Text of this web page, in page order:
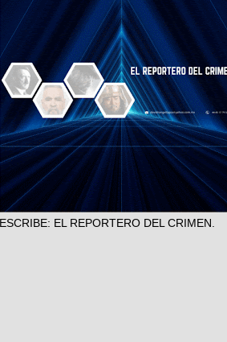
ESCRIBE: EL REPORTERO DEL CRIMEN.